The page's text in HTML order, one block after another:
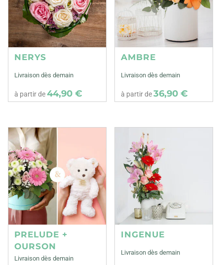
NERYS
Livraison dès demain
à partir de44,90 €
AMBRE
Livraison dès demain
à partir de36,90 €
PRELUDE +
OURSON
Livraison dès demain
INGENUE
Livraison dès demain